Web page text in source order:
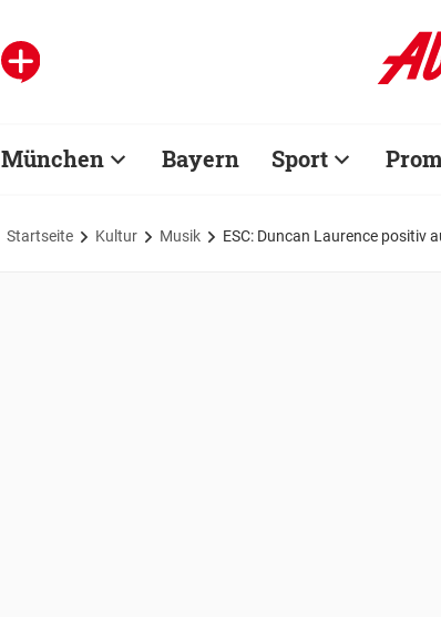
München Bayern Sport
Startseite Kultur Musik ESC: Duncan Laurence positiv